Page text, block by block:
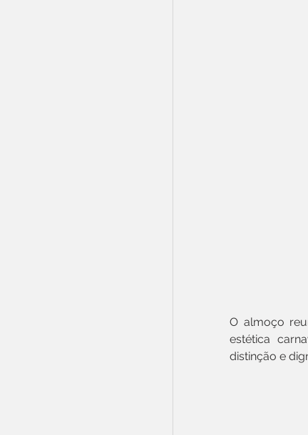
O almoço
estética
distinção e